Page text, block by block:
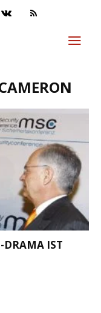
DRAMA IST